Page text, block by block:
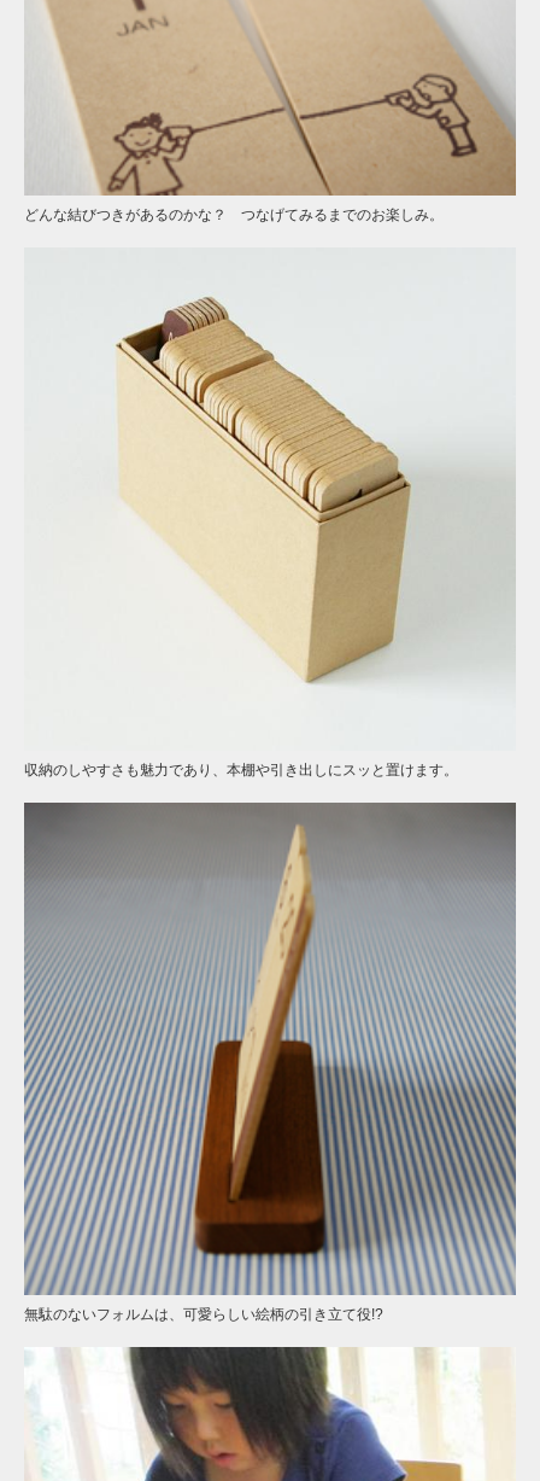
どんな結びつきがあるのかな？ つなげてみるまでのお楽しみ。
収納のしやすさも魅力であり、本棚や引き出しにスッと置けます。
無駄のないフォルムは、可愛らしい絵柄の引き立て役!?